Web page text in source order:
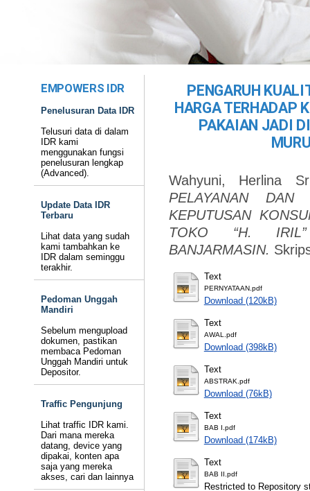
EMPOWERS IDR
Penelusuran Data IDR
Telusuri data di dalam
IDR kami
menggunakan fungsi
penelusuran lengkap
(Advanced).
Update Data IDR
Terbaru
Lihat data yang sudah
kami tambahkan ke
IDR dalam seminggu
terakhir.
Pedoman Unggah
Mandiri
Sebelum mengupload
dokumen, pastikan
membaca Pedoman
Unggah Mandiri untuk
Depositor.
Traffic Pengunjung
Lihat traffic IDR kami.
Dari mana mereka
datang, device yang
dipakai, konten apa
saja yang mereka
akses, cari dan lainnya
PENGARUH
HARGA TERHADAP
PAKAIAN JADI
Wahyuni, Herlina
PELAYANAN DAN
KEPUTUSAN
TOKO “H.
BANJARMASIN.
Text
PERNYATAAN.pdf
Download (120kB)
Text
AWAL.pdf
Download (398kB)
Text
ABSTRAK.pdf
Download (76kB)
Text
BAB I.pdf
Download (174kB)
Text
BAB II.pdf
Restricted to Repository